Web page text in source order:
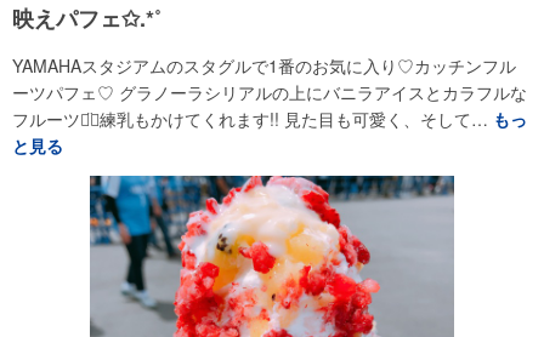
映えパフェ✩.*˚
YAMAHAスタジアムのスタグルで1番のお気に入り♡カッチンフル
ーツパフェ♡ グラノーラシリアルの上にバニラアイスとカラフルな
フルーツ⌄̈⃝練乳もかけてくれます!! 見た目も可愛く、そして… もっ
と見る